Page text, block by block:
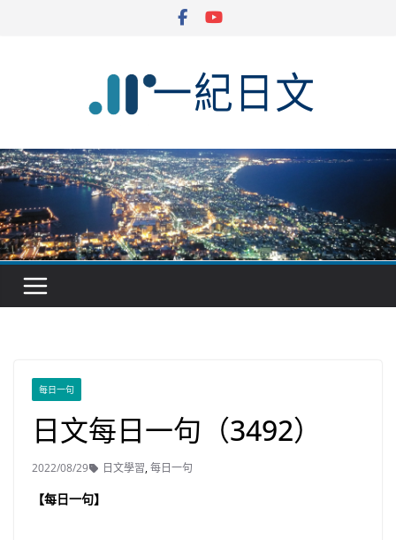
每日一句
日文每日一句（3492）
2022/08/29 日文學習,每日一句
【每日一句】